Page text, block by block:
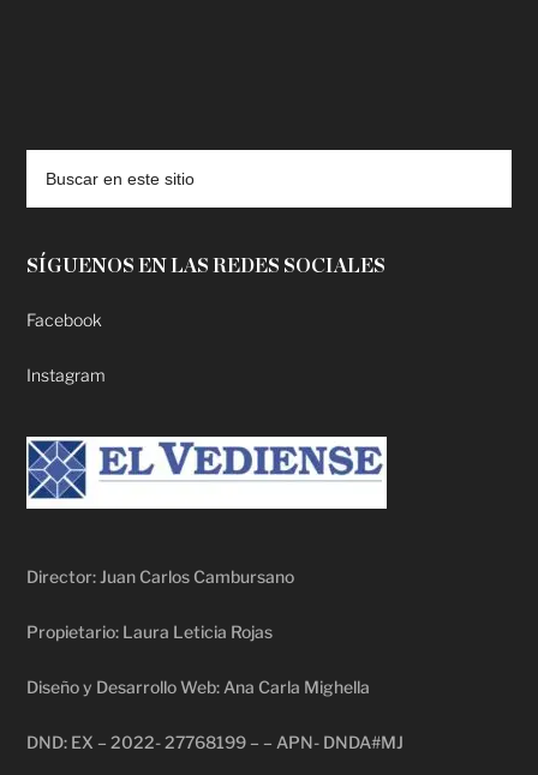
SÍGUENOS EN LAS REDES SOCIALES
Facebook
Instagram
Director: Juan Carlos Cambursano
Propietario: Laura Leticia Rojas
Diseño y Desarrollo Web: Ana Carla Mighella
DND: EX – 2022- 27768199 – – APN- DNDA#MJ